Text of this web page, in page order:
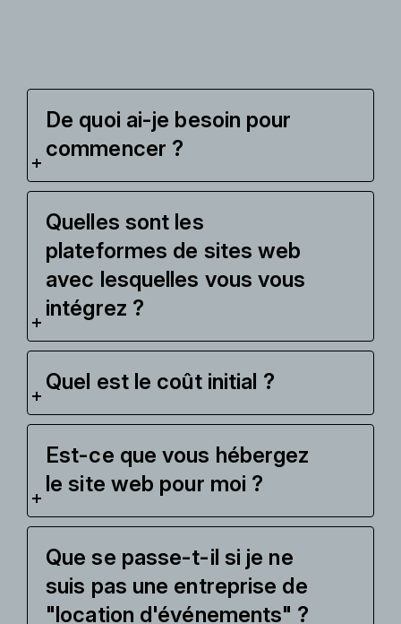
De quoi ai-je besoin pour
commencer ?
Quelles sont les
plateformes de sites web
avec lesquelles vous vous
intégrez ?
Quel est le coût initial ?
Est-ce que vous hébergez
le site web pour moi ?
Que se passe-t-il si je ne
suis pas une entreprise de
"location d'événements" ?